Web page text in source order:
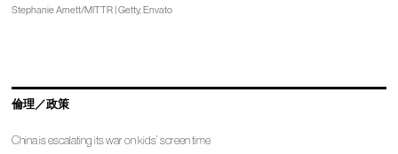
Stephanie Arnett/MITTR | Getty, Envato
倫理／政策
China is escalating its war on kids’ screen time